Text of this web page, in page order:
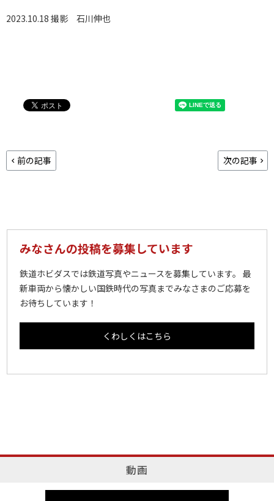
2023.10.18 撮影 石川伸也
前の記事 次の記事
みなさんの投稿を募集しています
鉄道ホビダスでは鉄道写真やニュースを募集しています。 最
新車両から懐かしい国鉄時代の写真までみなさまのご応募を
お待ちしています！
くわしくはこちら
動画